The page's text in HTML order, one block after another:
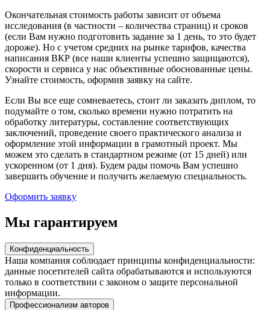
Окончательная стоимость работы зависит от объема
исследования (в частности – количества страниц) и сроков
(если Вам нужно подготовить задание за 1 день, то это будет
дороже). Но с учетом средних на рынке тарифов, качества
написания ВКР (все наши клиенты успешно защищаются),
скорости и сервиса у нас объективные обоснованные цены.
Узнайте стоимость, оформив заявку на сайте.
Если Вы все еще сомневаетесь, стоит ли заказать диплом, то
подумайте о том, сколько времени нужно потратить на
обработку литературы, составление соответствующих
заключений, проведение своего практического анализа и
оформление этой информации в грамотный проект. Мы
можем это сделать в стандартном режиме (от 15 дней) или
ускоренном (от 1 дня). Будем рады помочь Вам успешно
завершить обучение и получить желаемую специальность.
Оформить заявку
Мы гарантируем
Конфиденциальность
Наша компания соблюдает принципы конфиденциальности:
данные посетителей сайта обрабатываются и используются
только в соответствии с законом о защите персональной
информации.
Профессионализм авторов